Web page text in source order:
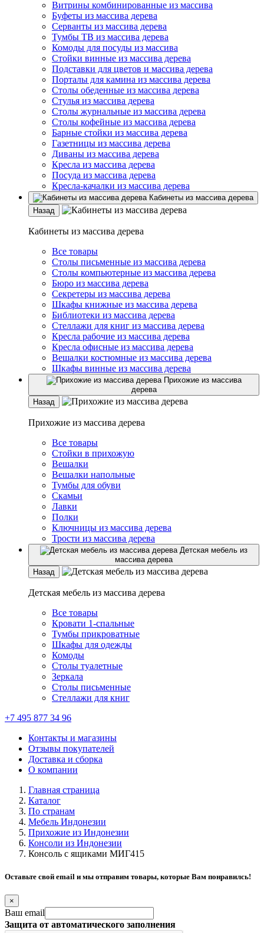
Витрины комбинированные из массива
Буфеты из массива дерева
Серванты из массива дерева
Тумбы ТВ из массива дерева
Комоды для посуды из массива
Стойки винные из массива дерева
Подставки для цветов и массива дерева
Порталы для камина из массива дерева
Столы обеденные из массива дерева
Стулья из массива дерева
Столы журнальные из массива дерева
Столы кофейные из массива дерева
Барные стойки из массива дерева
Газетницы из массива дерева
Диваны из массива дерева
Кресла из массива дерева
Посуда из массива дерева
Кресла-качалки из массива дерева
Кабинеты из массива дерева
Назад
Кабинеты из массива дерева
Все товары
Столы письменные из массива дерева
Столы компьютерные из массива дерева
Бюро из массива дерева
Секретеры из массива дерева
Шкафы книжные из массива дерева
Библиотеки из массива дерева
Стеллажи для книг из массива дерева
Кресла рабочие из массива дерева
Кресла офисные из массива дерева
Вешалки костюмные из массива дерева
Шкафы винные из массива дерева
Прихожие из массива
дерева
Назад
Прихожие из массива дерева
Все товары
Стойки в прихожую
Вешалки
Вешалки напольные
Тумбы для обуви
Скамьи
Лавки
Полки
Ключницы из массива дерева
Трости из массива дерева
Детская мебель из
массива дерева
Назад
Детская мебель из массива дерева
Все товары
Кровати 1-спальные
Тумбы прикроватные
Шкафы для одежды
Комоды
Столы туалетные
Зеркала
Столы письменные
Стеллажи для книг
+7 495 877 34 96
Контакты и магазины
Отзывы покупателей
Доставка и сборка
О компании
Главная страница
Каталог
По странам
Мебель Индонезии
Прихожие из Индонезии
Консоли из Индонезии
Консоль с ящиками МИГ415
Оставьте свой email и мы отправим товары, которые Вам понравилсь!
×
Ваш email
Защита от автоматического заполнения